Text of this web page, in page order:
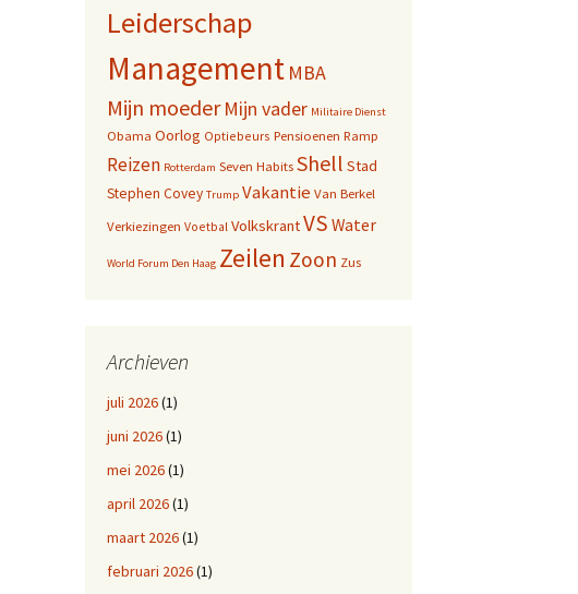
Leiderschap
Management MBA
Mijn moeder Mijn vader Militaire Dienst
Obama Oorlog Optiebeurs Pensioenen Ramp
Reizen Rotterdam Seven HabitsShell Stad
Stephen Covey Trump Vakantie Van Berkel
Verkiezingen Voetbal VolkskrantVS Water
World Forum Den Haag Zeilen Zoon Zus
Archieven
juli 2026(1)
juni 2026(1)
mei 2026(1)
april 2026(1)
maart 2026(1)
februari 2026(1)